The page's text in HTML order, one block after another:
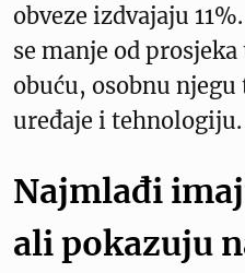
obveze izdvajaju
se manje od
obuću, osobnu
uređaje i tehnologiju.
Najmlađi
ali pokazuju